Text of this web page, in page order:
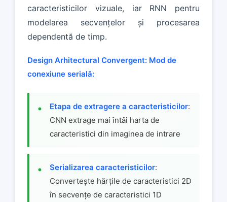
caracteristicilor vizuale, iar RNN pentru
modelarea secvențelor și procesarea
dependentă de timp.
Design Arhitectural Convergent: Mod de
conexiune serială:
Etapa de extragere a caracteristicilor:
CNN extrage mai întâi harta de
caracteristici din imaginea de intrare
Serializarea caracteristicilor:
Convertește hărțile de caracteristici 2D
în secvențe de caracteristici 1D